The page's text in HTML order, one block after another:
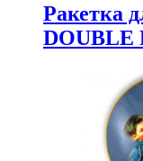
Ракетка
DOUBLE